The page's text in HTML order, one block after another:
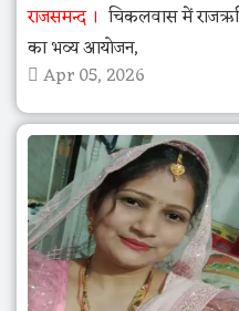
राजसमन्द
चिकलवास में
का भव्य आयोजन,
Apr 05, 2026